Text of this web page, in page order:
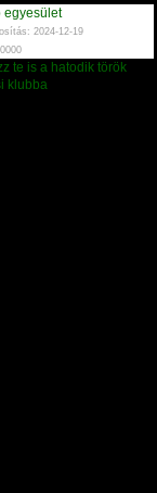
egyesület
2024-12-19
te is a hatodik török
klubba